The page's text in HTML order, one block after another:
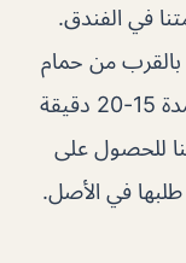
أثناء إقامتنا في الفندق.
بالقرب من حمام
السباحة ، لكن الخدمة فظيعة. انتظرنا لمدة 15-20 دقيقة
للحصول على
في الأصل.